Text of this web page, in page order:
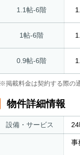
1.1帖-6階
1帖-6階
0.9帖-6階
※掲載料金は契約する際の
物件詳細情報
設備・サービス
事